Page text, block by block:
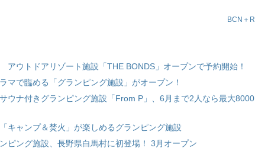
BCN＋R
ウトドアリゾート施設「THE BONDS」オープンで予約開始！
マで臨める「グランピング施設」がオープン！
ウナ付きグランピング施設「From P」、6月まで2人なら最大8000
キャンプ＆焚火」が楽しめるグランピング施設
ピング施設、長野県白馬村に初登場！ 3月オープン